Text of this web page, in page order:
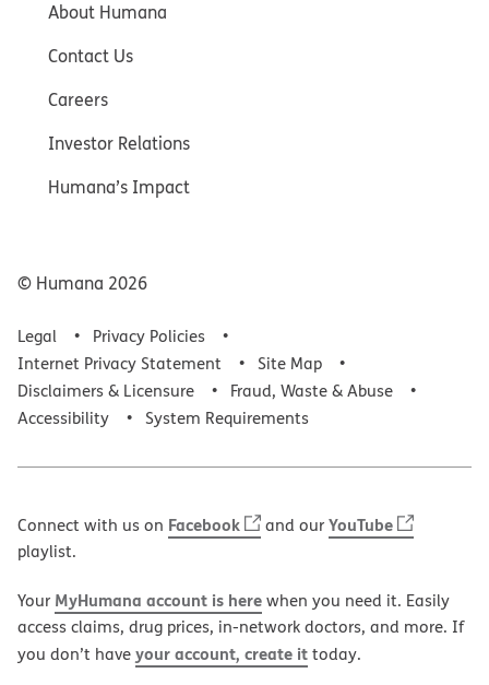
About Humana
Contact Us
Careers
Investor Relations
Humana’s Impact
© Humana 2026
Legal
Privacy Policies
Internet Privacy Statement
Site Map
Disclaimers & Licensure
Fraud, Waste & Abuse
Accessibility
System Requirements
Connect with us on Facebook and ourYouTube
playlist.
Your MyHumana account is herewhen you need it. Easily
access claims, drug prices, in-network doctors, and more. If
you don’t haveyour account, create ittoday.